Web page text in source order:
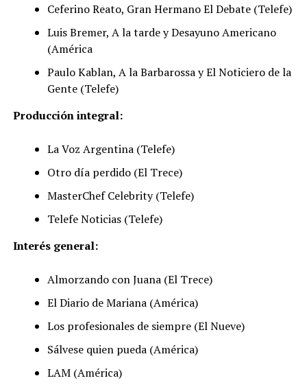
Ceferino Reato, Gran Hermano El Debate (Telefe)
Luis Bremer, A la tarde y Desayuno Americano
(América
Paulo Kablan, A la Barbarossa y El Noticiero de la
Gente (Telefe)
Producción integral:
La Voz Argentina (Telefe)
Otro día perdido (El Trece)
MasterChef Celebrity (Telefe)
Telefe Noticias (Telefe)
Interés general:
Almorzando con Juana (El Trece)
El Diario de Mariana (América)
Los profesionales de siempre (El Nueve)
Sálvese quien pueda (América)
LAM (América)